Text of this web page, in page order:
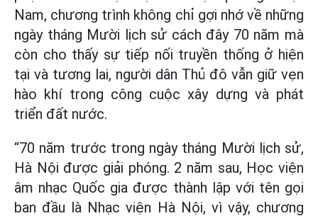
Nam, chương trình không chỉ gợi nhớ về những
ngày tháng Mười lịch sử cách đây 70 năm mà
còn cho thấy sự tiếp nối truyền thống ở hiện
tại và tương lai, người dân Thủ đô vẫn giữ vẹn
hào khí trong công cuộc xây dựng và phát
triển đất nước.
“70 năm trước trong ngày tháng Mười lịch sử,
Hà Nội được giải phóng. 2 năm sau, Học viện
âm nhạc Quốc gia được thành lập với tên gọi
ban đầu là Nhạc viện Hà Nội, vì vậy, chương